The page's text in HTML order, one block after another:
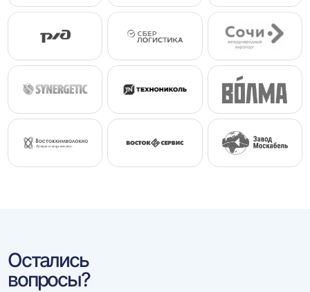
Остались
вопросы?